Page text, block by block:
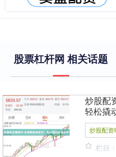
股票杠杆网 相关话题
炒股配
轻松撬
炒股配资
栏目